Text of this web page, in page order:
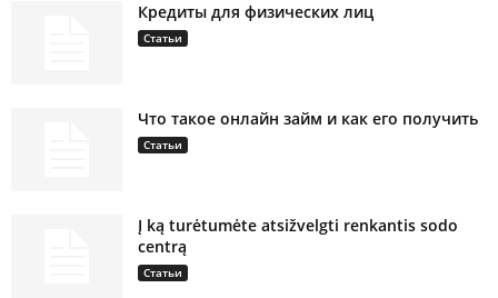
Кредиты для физических лиц
Статьи
Что такое онлайн займ и как его получить
Статьи
Į ką turėtumėte atsižvelgti renkantis sodo
centrą
Статьи